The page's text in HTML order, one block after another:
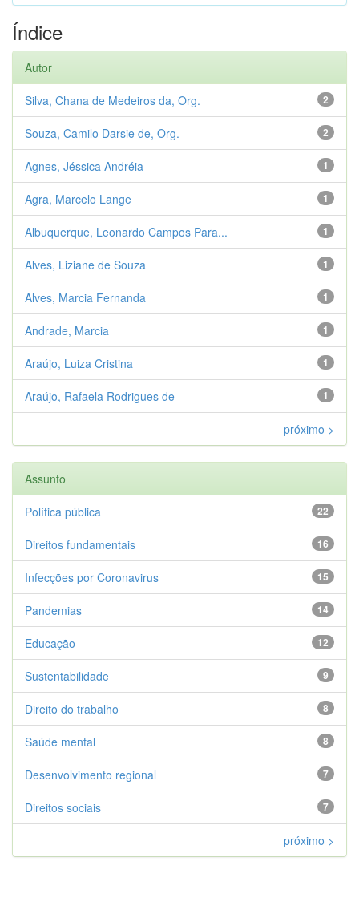
Índice
Autor
2
Silva, Chana de Medeiros da, Org.
2
Souza, Camilo Darsie de, Org.
1
Agnes, Jéssica Andréia
1
Agra, Marcelo Lange
1
Albuquerque, Leonardo Campos Para...
1
Alves, Liziane de Souza
1
Alves, Marcia Fernanda
1
Andrade, Marcia
1
Araújo, Luiza Cristina
1
Araújo, Rafaela Rodrigues de
próximo >
Assunto
22
Política pública
16
Direitos fundamentais
15
Infecções por Coronavirus
14
Pandemias
12
Educação
9
Sustentabilidade
8
Direito do trabalho
8
Saúde mental
7
Desenvolvimento regional
7
Direitos sociais
próximo >